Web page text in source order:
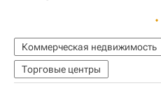
Коммерческая недвижимость
Торговые центры